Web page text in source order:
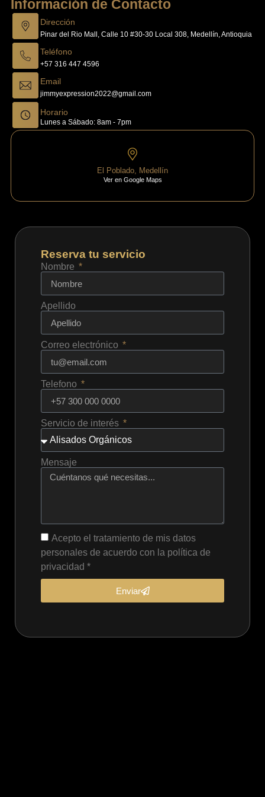
Información de Contacto
Dirección
Pinar del Rio Mall, Calle 10 #30-30 Local 308, Medellín, Antioquia
Teléfono
+57 316 447 4596
Email
jimmyexpression2022@gmail.com
Horario
Lunes a Sábado: 8am - 7pm
El Poblado, Medellín
Ver en Google Maps
Reserva tu servicio
Nombre
Apellido
Correo electrónico
Telefono
Servicio de interés
Mensaje
Acepto el tratamiento de mis datos
personales de acuerdo con la política de
privacidad *
Enviar